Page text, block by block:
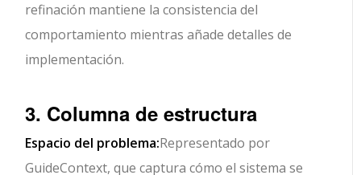
refinación mantiene la consistencia del
comportamiento mientras añade detalles de
implementación.
3. Columna de estructura
Espacio del problema:Representado por
GuideContext, que captura cómo el sistema se